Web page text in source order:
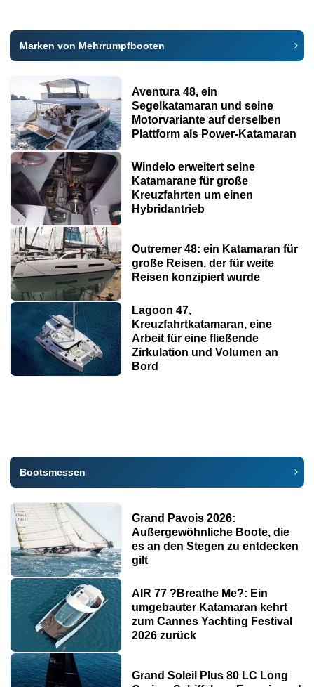
Marken von Mehrrumpfbooten
Aventura 48, ein
Segelkatamaran und seine
Motorvariante auf derselben
Plattform als Power-Katamaran
Windelo erweitert seine
Katamarane für große
Kreuzfahrten um einen
Hybridantrieb
Outremer 48: ein Katamaran für
große Reisen, der für weite
Reisen konzipiert wurde
Lagoon 47,
Kreuzfahrtkatamaran, eine
Arbeit für eine fließende
Zirkulation und Volumen an
Bord
Bootsmessen
Grand Pavois 2026:
Außergewöhnliche Boote, die
es an den Stegen zu entdecken
gilt
AIR 77 ?Breathe Me?: Ein
umgebauter Katamaran kehrt
zum Cannes Yachting Festival
2026 zurück
Grand Soleil Plus 80 LC Long